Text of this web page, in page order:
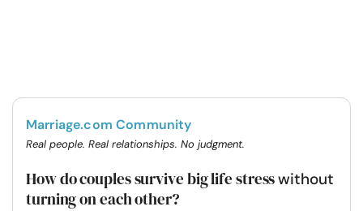
Marriage.com Community
Real people. Real relationships. No judgment.
How do couples survive big life stresswithout
turning on each other?